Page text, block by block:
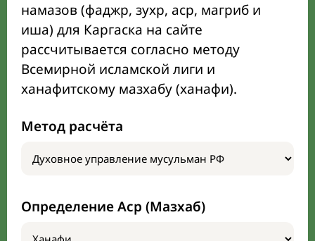
намазов (фаджр, зухр, аср, магриб и
иша) для Каргаска на сайте
рассчитывается согласно методу
Всемирной исламской лиги и
ханафитскому мазхабу (ханафи).
Метод расчёта
Определение Аср (Мазхаб)